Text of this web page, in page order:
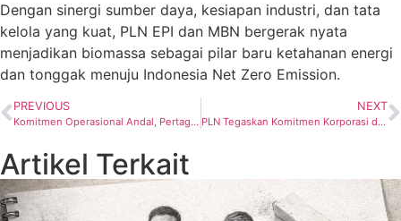
Dengan sinergi sumber daya, kesiapan industri, dan tata
kelola yang kuat, PLN EPI dan MBN bergerak nyata
menjadikan biomassa sebagai pilar baru ketahanan energi
dan tonggak menuju Indonesia Net Zero Emission.
PREVIOUS
Komitmen Operasional Andal, Pertagas Group Borong 7 Penghargaan Keselamatan Migas 2025
NEXT
PLN Tegaskan Komitmen Korporasi dalam Transisi Energi Berkeadilan di Ajang COP30 Brazil
Artikel Terkait